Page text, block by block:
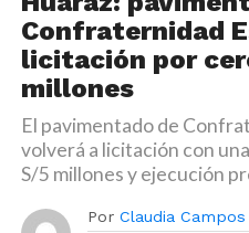
Confraternidad
licitación por
millones
El pavimentado de
volverá a licitación con
S/5 millones y ejecución
Por Claudia Campos